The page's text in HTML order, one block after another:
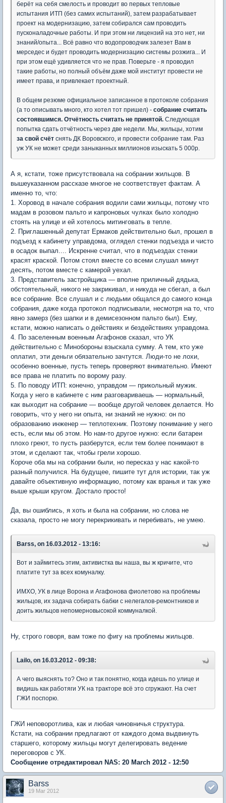
берёт на себя смелость и проводит во первых тепловые
испытания ИТП (без самих испытаний), затем разрабатывает
проект на модернизацию, затем собирался сам проводить
пусконаладочные работы. И при этом ни лицензий на это нет, ни
знаний/опыта... Всё равно что водопроводчик залезет Вам в
мерседес и будет проводить модернизацию системы розжига... И
при этом ещё удивляется что не прав. Поверьте - я проводил
такие работы, но полный объём даже мой институт провести не
имеет права, и привлекает проектный.
В общем резюме официальное записанное в протоколе собрания
(а то описывать много, кто хотел тот пришел) - собрание считать
состоявшимся. Отчётность считать не принятой. Следующая
попытка сдать отчётность через две недели. Мы, жильцы, хотим
за свой счёт снять ДК Воровского, и провести собрание там. Раз
уж УК не может среди заныканных миллионов изыскать 5 000р.
А я, кстати, тоже присутствовала на собрании жильцов. В
вышеуказанном рассказе многое не соответствует фактам. А
именно то, что:
1. Хоровод в начале собрания водили сами жильцы, потому что
мадам в розовом пальто и капроновых чулках было холодно
стоять на улице и ей хотелось митинговать в тепле.
2. Приглашенный депутат Ермаков действительно был, прошел в
подъезд к кабинету управдома, оглядел стенки подъезда и чисто
в осадок выпал.... Искренне считал, что в подъездах стенки
красят краской. Потом стоял вместе со всеми слушал минут
десять, потом вместе с камерой уехал.
3. Представитель застройщика — вполне приличный дядька,
обстоятельный, никого не закрикивал, и никуда не сбегал, а был
все собрание. Все слушал и с людьми общался до самого конца
собрания, даже когда протокол подписывали, несмотря на то, что
явно замерз (без шапки и в демисезонном пальто был). Ему,
кстати, можно написать о действиях и бездействиях управдома.
4. По заселенным военным Агафонов сказал, что УК
действительно с Минобороны взыскала сумму. А тем, кто уже
оплатил, эти деньги обязательно зачтутся. Люди-то не лохи,
особенно военные, пусть теперь проверяют внимательно. Имеют
все права не платить по ворому разу.
5. По поводу ИТП: конечно, управдом — прикольный мужик.
Когда у него в кабинете с ним разговариваешь — нормальный,
как выходит на собрание — вообще другой человек делается. Но
говорить, что у него ни опыта, ни знаний не нужно: он по
образованию инженер — теплотехник. Поэтому понимание у него
есть, если мы об этом. Но нам-то другое нужно: если батареи
плохо греют, то пусть разберутся, если тем более понимают в
этом, и сделают так, чтобы грели хорошо.
Короче оба мы на собрании были, но пересказ у нас какой-то
разный получился. На будущее, пишите тут для истории, так уж
давайте объективную информацию, потому как вранья и так уже
выше крыши кругом. Достало просто!
Да, вы ошиблись, я хоть и была на собрании, но слова не
сказала, просто не могу перекрикивать и перебивать, не умею.
Barss, on 16.03.2012 - 13:16:
Вот и займитесь этим, активистка вы наша, вы ж кричите, что
платите тут за всех комуналку.
ИМХО, УК в лице Ворона и Агафонова фиолетово на проблемы
жильцов, их задача собирать бабки с нелегалов-ремонтников и
доить жильцов непомерновысокой коммуналкой.
Ну, строго говоря, вам тоже по фигу на проблемы жильцов.
Lailo, on 16.03.2012 - 09:38:
А чего выяснять то? Оно и так понятно, когда идешь по улице и
видишь как работяги УК на тракторе всё это сгружают. На счет
ГЖИ поспорю.
ГЖИ неповоротлива, как и любая чиновничья структура.
Кстати, на собрании предлагают от каждого дома выдвинуть
старшего, которому жильцы могут делегировать ведение
переговоров с УК.
Сообщение отредактировал NAS: 20 March 2012 - 12:50
Barss
19 Mar 2012